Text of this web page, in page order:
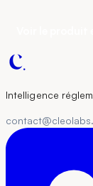
Intelligence